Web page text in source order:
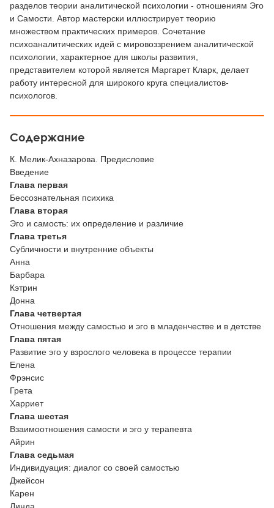
разделов теории аналитической психологии - отношениям Эго
и Самости. Автор мастерски иллюстрирует теорию
множеством практических примеров. Сочетание
психоаналитических идей с мировоззрением аналитической
психологии, характерное для школы развития,
представителем которой является Маргарет Кларк, делает
работу интересной для широкого круга специалистов-
психологов.
Содержание
К. Мелик-Ахназарова. Предисловие
Введение
Глава первая
Бессознательная психика
Глава вторая
Эго и самость: их определение и различие
Глава третья
Субличности и внутренние объекты
Анна
Барбара
Кэтрин
Донна
Глава четвертая
Отношения между самостью и эго в младенчестве и в детстве
Глава пятая
Развитие эго у взрослого человека в процессе терапии
Елена
Фрэнсис
Грета
Харриет
Глава шестая
Взаимоотношения самости и эго у терапевта
Айрин
Глава седьмая
Индивидуация: диалог со своей самостью
Джейсон
Карен